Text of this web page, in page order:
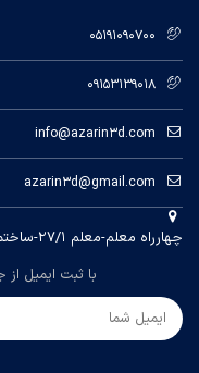
05191090700
09153139018
info@azarin3d.com
azarin3d@gmail.com
چهارراه معلم-معلم ۲۷/۱-ساختمان آذرین -پلاک ۲۷۸- طبقه سوم-واحد ۴
با ثبت ایمیل